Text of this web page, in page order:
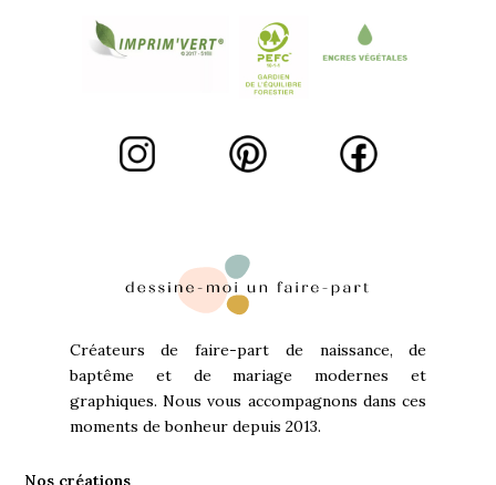
Créateurs de faire-part de naissance, de
baptême et de mariage modernes et
graphiques. Nous vous accompagnons dans ces
moments de bonheur depuis 2013.
Nos créations